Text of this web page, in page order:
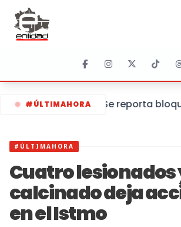
#ÚLTIMAHORA Se reporta
#ÚLTIMAHORA
Cuatro
calcinado deja
en el Istmo